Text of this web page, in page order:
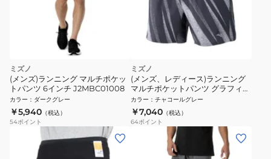
ミズノ
(メンズ)ランニング マルチポケッ
トパンツ 6インチ J2MBC01008
カラー ： ダークグレー
￥5,940 （税込）
54ポイント
ミズノ
(メンズ、レディース)ランニング
マルチポケットパンツ グラフィッ
ク 6インチ J2MBC01491
カラー ： チャコールグレー
￥7,040 （税込）
64ポイント